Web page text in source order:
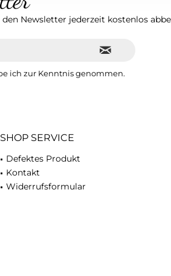
Newsletter jederzeit kostenlos
ich zur Kenntnis genommen.
SHOP SERVICE
Defektes Produkt
Kontakt
Widerrufsformular